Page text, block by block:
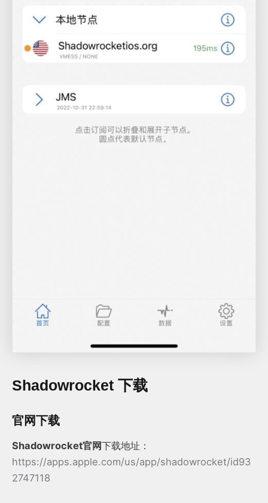
Shadowrocket 下载
官网下载
Shadowrocket官网下载地址：
https://apps.apple.com/us/app/shadowrocket/id93
2747118